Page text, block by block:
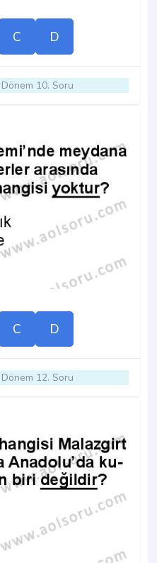
C D
10. Soru
C D
12. Soru